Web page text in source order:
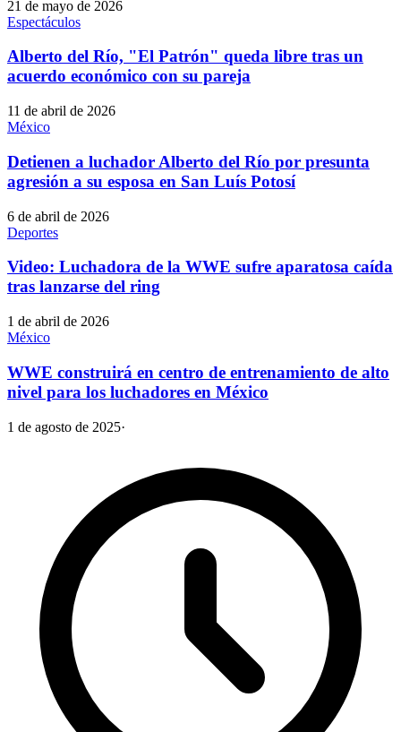
21 de mayo de 2026
Espectáculos
Alberto del Río, "El Patrón" queda libre tras un
acuerdo económico con su pareja
11 de abril de 2026
México
Detienen a luchador Alberto del Río por presunta
agresión a su esposa en San Luís Potosí
6 de abril de 2026
Deportes
Video: Luchadora de la WWE sufre aparatosa caída
tras lanzarse del ring
1 de abril de 2026
México
WWE construirá en centro de entrenamiento de alto
nivel para los luchadores en México
1 de agosto de 2025·